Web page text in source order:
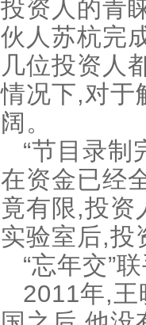
投资人的青
伙人苏杭完
几位投资人
情况下,对于
阔。
“节目录
在资金已经
竟有限,投资
实验室后,投
“忘年交”
2011年,王